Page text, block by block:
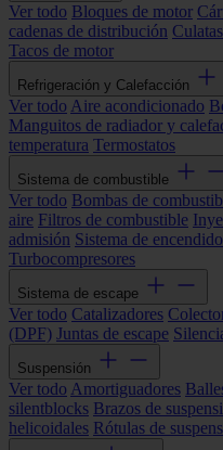
Ver todo Bloques de motor
cadenas de distribución Culatas
Tacos de motor
Refrigeración y Calefacción
Ver todo Aire acondicionado
Manguitos de radiador y
temperatura Termostatos
Sistema de combustible
Ver todo Bombas de
aire Filtros de combustible
admisión Sistema de encendido
Turbocompresores
Sistema de escape
Ver todo Catalizadores
(DPF) Juntas de escape
Suspensión
Ver todo Amortiguadores
silentblocks Brazos de
helicoidales Rótulas de